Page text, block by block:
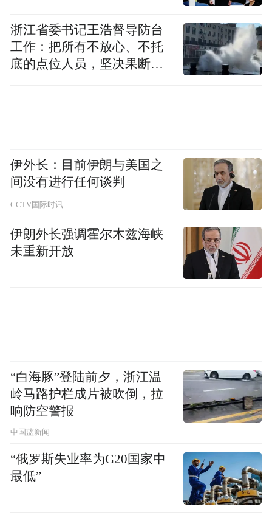
pictures and audios if any) is uploaded and posted
by the user of Dafeng Hao, which is a social media
platform and merely provides information storage
space services.”
浙江省委书记王浩督导防台
工作：把所有不放心、不托
底的点位人员，坚决果断转
伊外长：目前伊朗与美国之
间没有进行任何谈判
CCTV国际时讯
伊朗外长强调霍尔木兹海峡
未重新开放
“白海豚”登陆前夕，浙江温
岭马路护栏成片被吹倒，拉
响防空警报
中国蓝新闻
“俄罗斯失业率为G20国家中
最低”